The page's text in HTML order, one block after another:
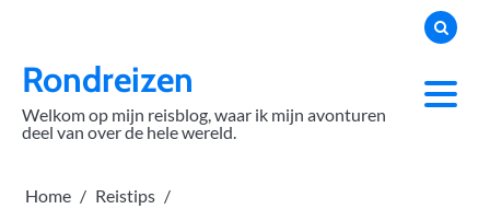
contentRondreizen
Welkom op mijn reisblog, waar ik mijn avonturen
deel van over de hele wereld.
Home
Reistips